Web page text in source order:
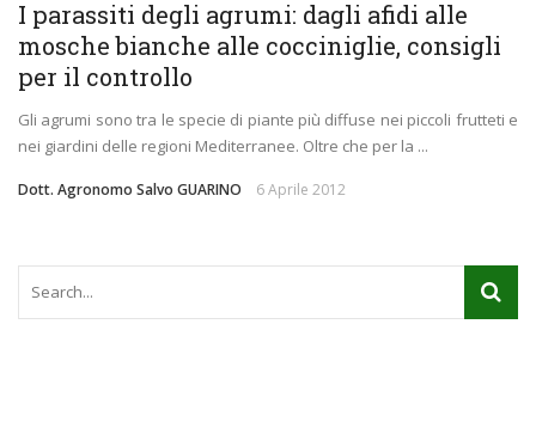
I parassiti degli agrumi: dagli afidi alle
mosche bianche alle cocciniglie, consigli
per il controllo
Gli agrumi sono tra le specie di piante più diffuse nei piccoli frutteti e
nei giardini delle regioni Mediterranee. Oltre che per la ...
Dott. Agronomo Salvo GUARINO 6 Aprile 2012